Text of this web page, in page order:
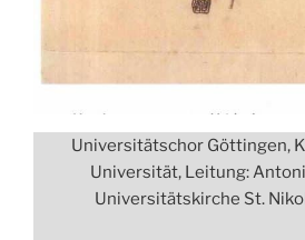
Universitätschor Göttingen,
Universität, Leitung:
Universitätskirche St.